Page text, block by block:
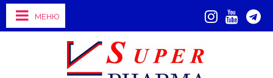
МЕНЮ